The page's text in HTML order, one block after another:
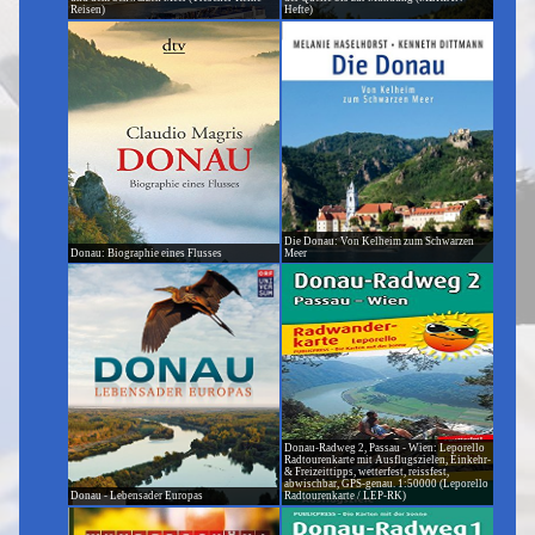
Reisen)
Hefte)
Donau: Biographie eines Flusses
Die Donau: Von Kelheim zum Schwarzen
Meer
Donau - Lebensader Europas
Donau-Radweg 2, Passau - Wien: Leporello
Radtourenkarte mit Ausflugszielen, Einkehr-
& Freizeittipps, wetterfest, reissfest,
abwischbar, GPS-genau. 1:50000 (Leporello
Radtourenkarte / LEP-RK)